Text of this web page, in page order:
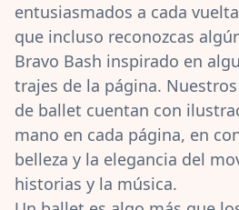
entusiasmados a cada
que incluso reconozcas
Bravo Bash inspirado en
trajes de la página.
de ballet cuentan con
mano en cada página, en
belleza y la elegancia del
historias y la música.